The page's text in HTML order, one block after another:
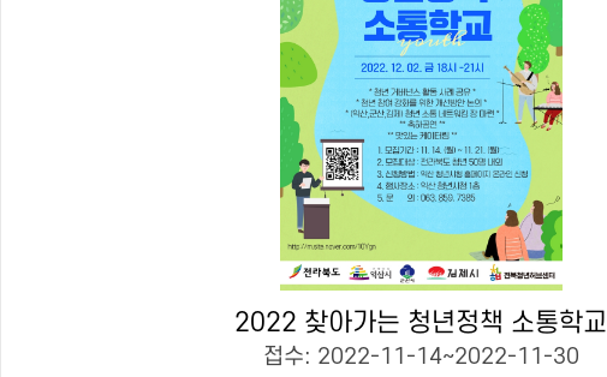
2022 찾아가는 청년정책 소통학교
접수: 2022-11-14~2022-11-30